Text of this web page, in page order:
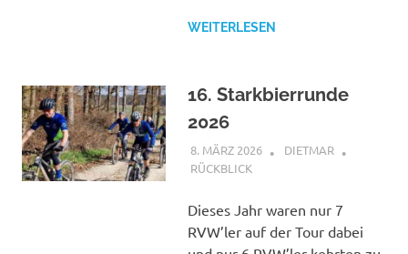
WEITERLESEN
16. Starkbierrunde
2026
8. MÄRZ 2026
DIETMAR
RÜCKBLICK
Dieses Jahr waren nur 7
RVW’ler auf der Tour dabei